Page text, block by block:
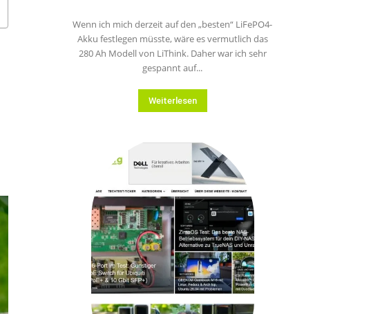
Wenn ich mich derzeit auf den „besten“ LiFePO4-
Akku festlegen müsste, wäre es vermutlich das
280 Ah Modell von LiThink. Daher war ich sehr
gespannt auf...
Weiterlesen